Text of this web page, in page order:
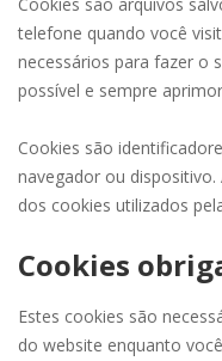
telefone quando você
necessários para fazer o
possível e sempre
Cookies são
navegador ou dispositivo.
dos cookies utilizados
Cookies
Estes cookies são
do website enquanto